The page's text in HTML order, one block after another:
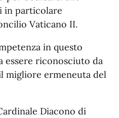
in particolare
Vaticano II.
in questo
essere riconosciuto da
migliore ermeneuta del
Diacono di